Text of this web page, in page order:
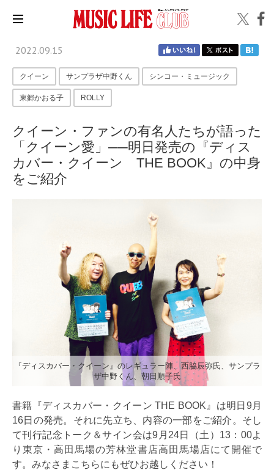
2022.09.15
クイーン サンプラザ中野くん シンコー・ミュージック
東郷かおる子 ROLLY
クイーン・ファンの有名人たちが語った
「クイーン愛」──明日発売の『ディス
カバー・クイーン THE BOOK』の中身
をご紹介
『ディスカバー・クイーン』のレギュラー陣、西脇辰弥氏、サンプラ
ザ中野くん、朝日順子氏
書籍『ディスカバー・クイーン THE BOOK』は明日9月
16日の発売。それに先立ち、内容の一部をご紹介。そし
て刊行記念トーク＆サイン会は9月24日（土）13：00よ
り東京・高田馬場の芳林堂書店高田馬場店にて開催で
す。みなさまこちらにもぜひお越しください！